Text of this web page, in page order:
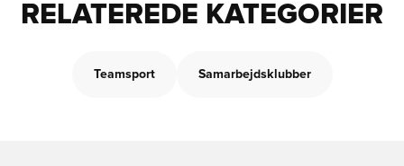
RELATEREDE KATEGORIER
Teamsport Samarbejdsklubber